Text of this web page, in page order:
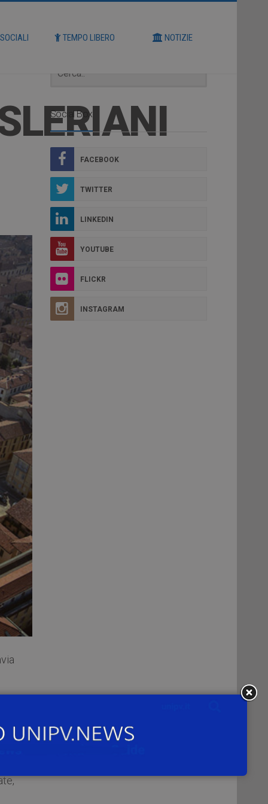
TEMPO LIBERO NOTIZIE
Social Box
FACEBOOK
TWITTER
LINKEDIN
YOUTUBE
FLICKR
INSTAGRAM